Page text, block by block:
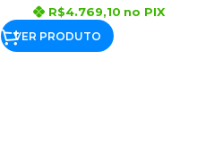
R$4.769,10 no PIX
VER PRODUTO